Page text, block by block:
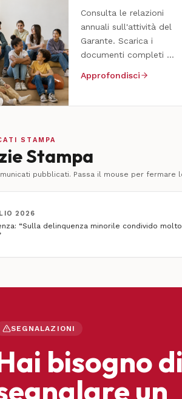
Consulta le relazioni
annuali sull'attività del
Garante. Scarica i
documenti completi e i
Approfondisci
STAMPA
Stampa
pubblicati. Passa il mouse per fermare
minorile condivido molto le giuste
SEGNALAZIONI
bisogno di
un